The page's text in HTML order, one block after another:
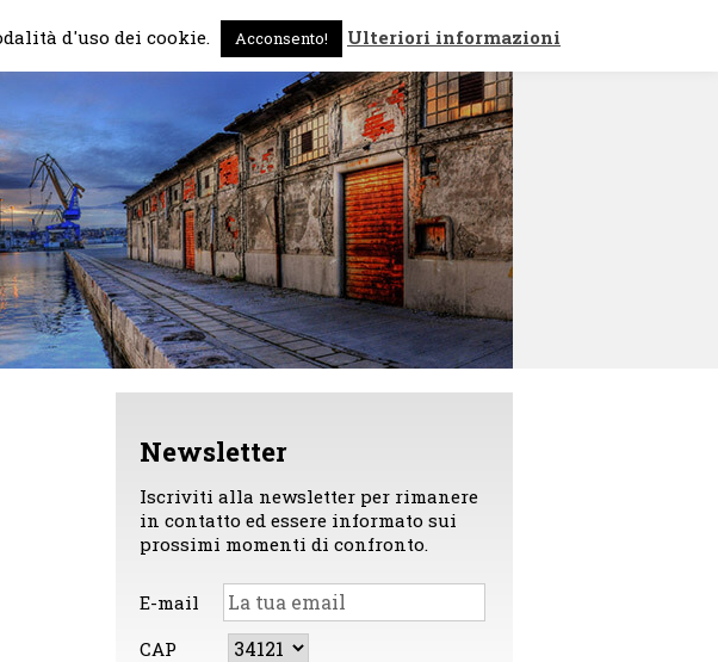
impegno Chi sono News Contattami
Newsletter
Iscriviti alla newsletter per rimanere
in contatto ed essere informato sui
prossimi momenti di confronto.
E-mail
CAP
d'uso dei cookie. Acconsento! Ulteriori informazioni